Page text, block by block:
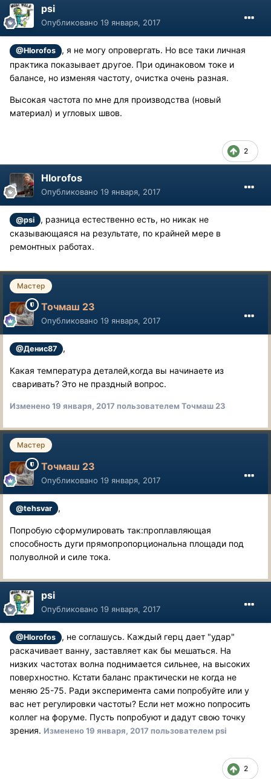
psi
Опубликовано 19 января, 2017
@Hlorofos
, я не могу опровергать. Но все таки личная
практика показывает другое. При одинаковом токе и
балансе, но изменяя частоту, очистка очень разная.
Высокая частота по мне для производства (новый
материал) и угловых швов.
2
Hlorofos
Опубликовано 19 января, 2017
@psi
, разница естественно есть, но никак не
сказывающаяся на результате, по крайней мере в
ремонтных работах.
Мастер
Точмаш 23
Опубликовано 19 января, 2017
@Денис87 ,
Какая температура деталей,когда вы начинаете из
сваривать? Это не праздный вопрос.
Изменено19 января, 2017 пользователем Точмаш 23
Мастер
Точмаш 23
Опубликовано 19 января, 2017
@tehsvar ,
Попробую сформулировать так:проплавляющая
способность дуги прямопропорциональна площади под
полуволной и силе тока.
psi
Опубликовано 19 января, 2017
@Hlorofos
, не соглашусь. Каждый герц дает "удар"
раскачивает ванну, заставляет как бы мешаться. На
низких частотах волна поднимается сильнее, на высоких
поверхностно. Кстати баланс практически не когда не
меняю 25-75. Ради эксперимента сами попробуйте или у
вас нет регулировки частоты? Если нет можно попросить
коллег на форуме. Пусть попробуют и дадут свою точку
зрения. Изменено19 января, 2017 пользователем psi
2